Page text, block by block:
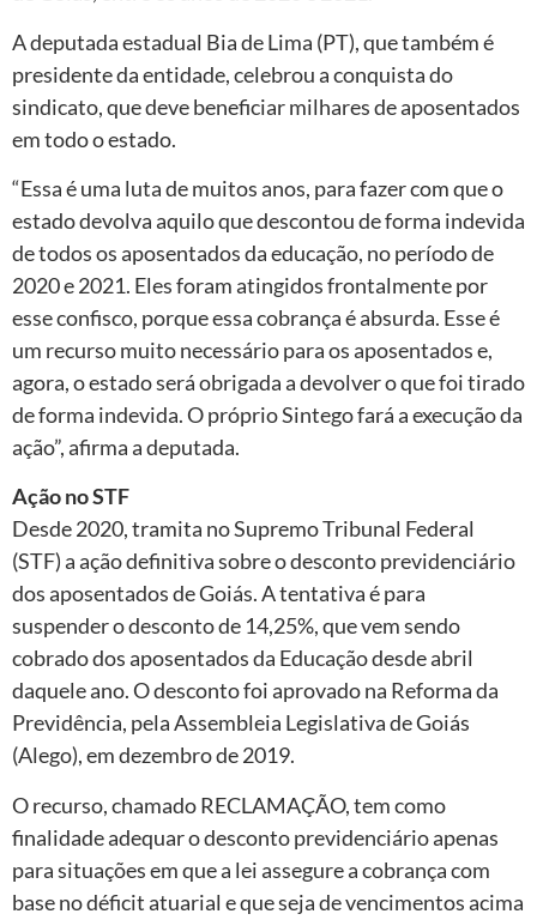
A deputada estadual Bia de Lima (PT), que também é
presidente da entidade, celebrou a conquista do
sindicato, que deve beneficiar milhares de aposentados
em todo o estado.
“Essa é uma luta de muitos anos, para fazer com que o
estado devolva aquilo que descontou de forma indevida
de todos os aposentados da educação, no período de
2020 e 2021. Eles foram atingidos frontalmente por
esse confisco, porque essa cobrança é absurda. Esse é
um recurso muito necessário para os aposentados e,
agora, o estado será obrigada a devolver o que foi tirado
de forma indevida. O próprio Sintego fará a execução da
ação”, afirma a deputada.
Ação no STF
Desde 2020, tramita no Supremo Tribunal Federal
(STF) a ação definitiva sobre o desconto previdenciário
dos aposentados de Goiás. A tentativa é para
suspender o desconto de 14,25%, que vem sendo
cobrado dos aposentados da Educação desde abril
daquele ano. O desconto foi aprovado na Reforma da
Previdência, pela Assembleia Legislativa de Goiás
(Alego), em dezembro de 2019.
O recurso, chamado RECLAMAÇÃO, tem como
finalidade adequar o desconto previdenciário apenas
para situações em que a lei assegure a cobrança com
base no déficit atuarial e que seja de vencimentos acima